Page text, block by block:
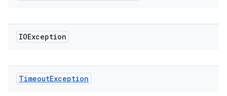
IOException
TimeoutException